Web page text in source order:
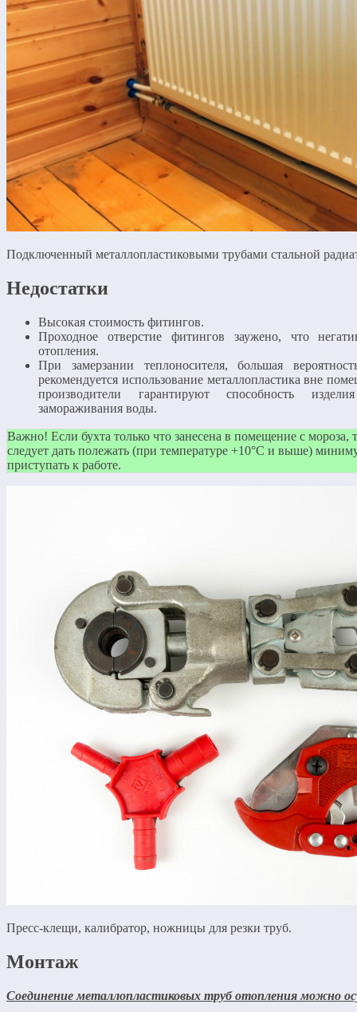
Подключенный металлопластиковыми трубами стальной
Недостатки
Высокая стоимость фитингов.
Проходное отверстие фитингов заужено, что
отопления.
При замерзании теплоносителя, большая
рекомендуется использование металлопластика вне
производители гарантируют способность
замораживания воды.
Важно! Если бухта только что занесена в помещение с мороза,
следует дать полежать (при температуре +10°C и выше)
приступать к работе.
Пресс-клещи, калибратор, ножницы для резки труб.
Монтаж
Соединение металлопластиковых труб отопления можно